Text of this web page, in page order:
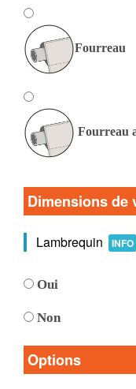
Fourreau
Fourreau
Dimensions de
Lambrequin INFO
Oui
Non
Options